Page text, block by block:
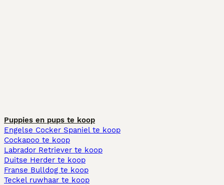
Puppies en pups te koop
Engelse Cocker Spaniel te koop
Cockapoo te koop
Labrador Retriever te koop
Duitse Herder te koop
Franse Bulldog te koop
Teckel ruwhaar te koop